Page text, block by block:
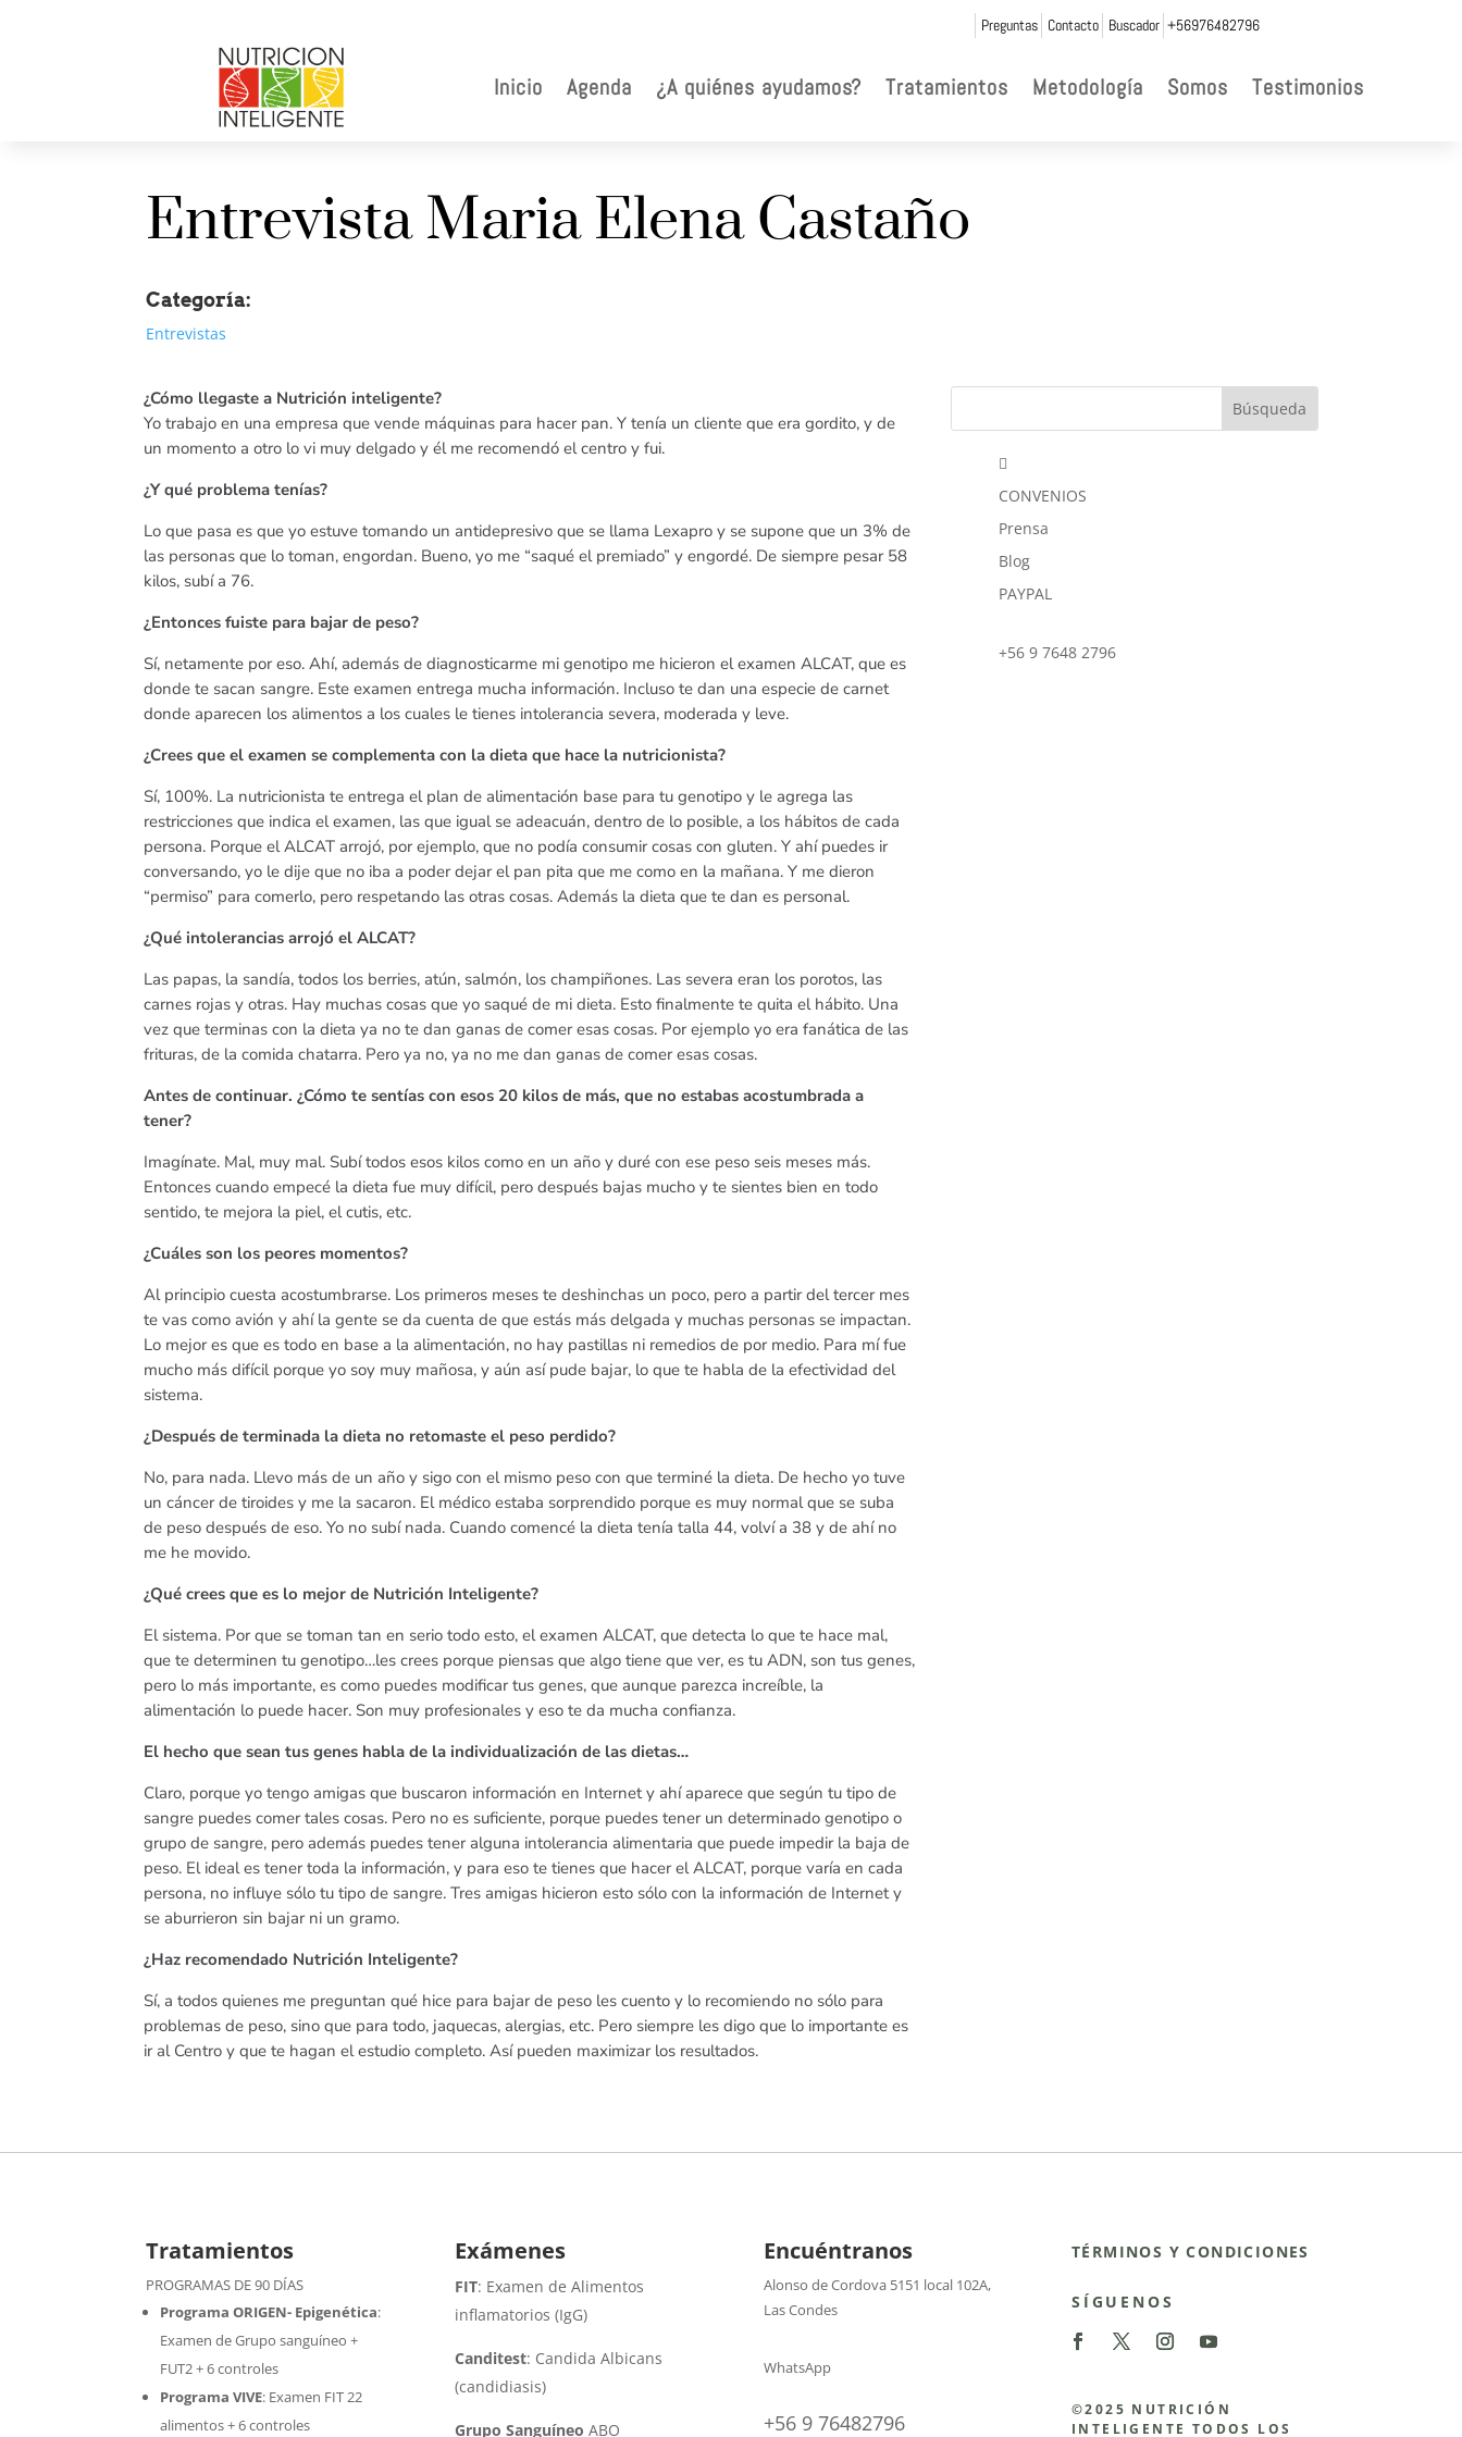
Preguntas Contacto Buscador +56976482796
Inicio Agenda ¿A quiénes ayudamos? Tratamientos Metodología Somos Testimonios
Entrevista Maria Elena Castaño
Categoría:
Entrevistas
¿Cómo llegaste a Nutrición inteligente?
Yo trabajo en una empresa que vende máquinas para hacer pan. Y tenía un cliente que era gordito, y de
un momento a otro lo vi muy delgado y él me recomendó el centro y fui.
¿Y qué problema tenías?
Lo que pasa es que yo estuve tomando un antidepresivo que se llama Lexapro y se supone que un 3% de
las personas que lo toman, engordan. Bueno, yo me “saqué el premiado” y engordé. De siempre pesar 58
kilos, subí a 76.
¿Entonces fuiste para bajar de peso?
Sí, netamente por eso. Ahí, además de diagnosticarme mi genotipo me hicieron el examen ALCAT, que es
donde te sacan sangre. Este examen entrega mucha información. Incluso te dan una especie de carnet
donde aparecen los alimentos a los cuales le tienes intolerancia severa, moderada y leve.
¿Crees que el examen se complementa con la dieta que hace la nutricionista?
Sí, 100%. La nutricionista te entrega el plan de alimentación base para tu genotipo y le agrega las
restricciones que indica el examen, las que igual se adeacuán, dentro de lo posible, a los hábitos de cada
persona. Porque el ALCAT arrojó, por ejemplo, que no podía consumir cosas con gluten. Y ahí puedes ir
conversando, yo le dije que no iba a poder dejar el pan pita que me como en la mañana. Y me dieron
“permiso” para comerlo, pero respetando las otras cosas. Además la dieta que te dan es personal.
¿Qué intolerancias arrojó el ALCAT?
Las papas, la sandía, todos los berries, atún, salmón, los champiñones. Las severa eran los porotos, las
carnes rojas y otras. Hay muchas cosas que yo saqué de mi dieta. Esto finalmente te quita el hábito. Una
vez que terminas con la dieta ya no te dan ganas de comer esas cosas. Por ejemplo yo era fanática de las
frituras, de la comida chatarra. Pero ya no, ya no me dan ganas de comer esas cosas.
Antes de continuar. ¿Cómo te sentías con esos 20 kilos de más, que no estabas acostumbrada a
tener?
Imagínate. Mal, muy mal. Subí todos esos kilos como en un año y duré con ese peso seis meses más.
Entonces cuando empecé la dieta fue muy difícil, pero después bajas mucho y te sientes bien en todo
sentido, te mejora la piel, el cutis, etc.
¿Cuáles son los peores momentos?
Al principio cuesta acostumbrarse. Los primeros meses te deshinchas un poco, pero a partir del tercer mes
te vas como avión y ahí la gente se da cuenta de que estás más delgada y muchas personas se impactan.
Lo mejor es que es todo en base a la alimentación, no hay pastillas ni remedios de por medio. Para mí fue
mucho más difícil porque yo soy muy mañosa, y aún así pude bajar, lo que te habla de la efectividad del
sistema.
¿Después de terminada la dieta no retomaste el peso perdido?
No, para nada. Llevo más de un año y sigo con el mismo peso con que terminé la dieta. De hecho yo tuve
un cáncer de tiroides y me la sacaron. El médico estaba sorprendido porque es muy normal que se suba
de peso después de eso. Yo no subí nada. Cuando comencé la dieta tenía talla 44, volví a 38 y de ahí no
me he movido.
¿Qué crees que es lo mejor de Nutrición Inteligente?
El sistema. Por que se toman tan en serio todo esto, el examen ALCAT, que detecta lo que te hace mal,
que te determinen tu genotipo…les crees porque piensas que algo tiene que ver, es tu ADN, son tus genes,
pero lo más importante, es como puedes modificar tus genes, que aunque parezca increíble, la
alimentación lo puede hacer. Son muy profesionales y eso te da mucha confianza.
El hecho que sean tus genes habla de la individualización de las dietas…
Claro, porque yo tengo amigas que buscaron información en Internet y ahí aparece que según tu tipo de
sangre puedes comer tales cosas. Pero no es suficiente, porque puedes tener un determinado genotipo o
grupo de sangre, pero además puedes tener alguna intolerancia alimentaria que puede impedir la baja de
peso. El ideal es tener toda la información, y para eso te tienes que hacer el ALCAT, porque varía en cada
persona, no influye sólo tu tipo de sangre. Tres amigas hicieron esto sólo con la información de Internet y
se aburrieron sin bajar ni un gramo.
¿Haz recomendado Nutrición Inteligente?
Sí, a todos quienes me preguntan qué hice para bajar de peso les cuento y lo recomiendo no sólo para
problemas de peso, sino que para todo, jaquecas, alergias, etc. Pero siempre les digo que lo importante es
ir al Centro y que te hagan el estudio completo. Así pueden maximizar los resultados.

CONVENIOS
Prensa
Blog
PAYPAL
+56 9 7648 2796
Tratamientos
PROGRAMAS DE 90 DÍAS
Programa ORIGEN- Epigenética:
Examen de Grupo sanguíneo +
FUT2 + 6 controles
Programa VIVE: Examen FIT 22
alimentos + 6 controles
Exámenes
FIT: Examen de Alimentos
inflamatorios (IgG)
Canditest: Candida Albicans
(candidiasis)
Grupo Sanguíneo ABO
Encuéntranos
Alonso de Cordova 5151 local 102A,
Las Condes
WhatsApp
+56 9 76482796
TÉRMINOS Y CONDICIONES
SÍGUENOS
©2025 NUTRICIÓN
INTELIGENTE TODOS LOS